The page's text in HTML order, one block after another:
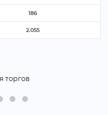
186
2.055